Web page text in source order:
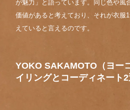
が魅力」と語っています。同じ色や風
価値があると考えており、それが衣服
えていると言えるのです。
YOKO SAKAMOTO（ヨー
イリングとコーディネート2